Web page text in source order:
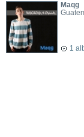
Maqg
1